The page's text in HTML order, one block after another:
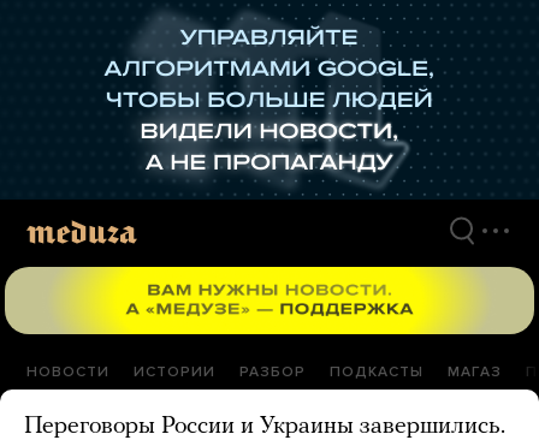
НОВОСТИ ИСТОРИИ РАЗБОР ПОДКАСТЫ МАГАЗ
Переговоры России и Украины завершились.